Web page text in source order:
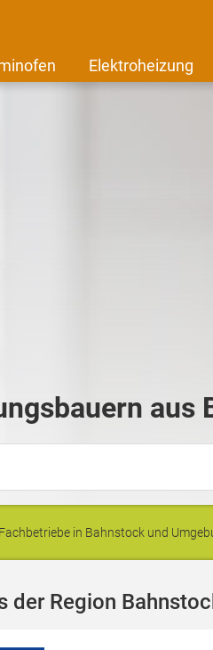
Elektroheizung
aus
in Bahnstock und
der Region